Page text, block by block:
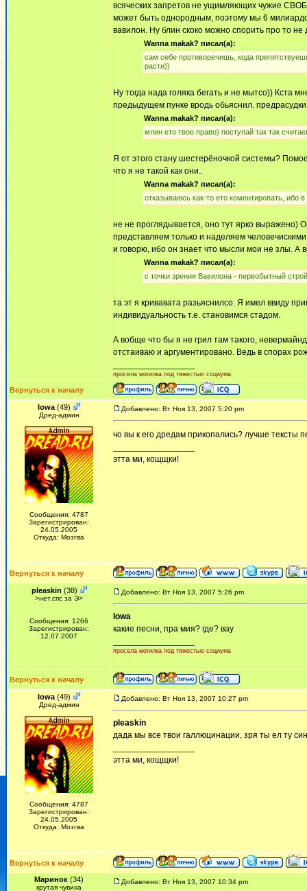
всяческих запретов не ущимляющих чужие
может быть однородным, поэтому мы 6
вавилон. Ну блин скоко можно спорить про то
Wanna makak? писал(а):
сам себе противоречишь, кода
расти))
Ну тогда нада голяка бегать и не мытсо)) Кста
предыдущем пунке вродь обьяснил. предрасудки
Wanna makak? писал(а):
млин ето твое право) поступай так так
Я от этого стану шестерёночкой системы?
что я не такой как они..
Wanna makak? писал(а):
отказываюсь как-то ето коментировать, ибо
не не проглядывается, оно тут ярко выражено)
представляем только и наделяем
и говорю, ибо он знает что мысли мои не злы. А
Wanna makak? писал(а):
с точки зрения Вавилона - первобытный
та эт я кривавата разьяснилсо. Я имел ввиду
индивидуальность т.е. становимся стадом.
А вобще что бы я не грил там такого,
отстаиваю и аргументировано. Ведь в спорах
просела могилка под тяжестью социума
Вернуться к началу
Iowa (49)
Дред-админ
Сообщения: 4787
Зарегистрирован:
24.05.2005
Откуда: Мозгва
Добавлено: Вт Ноя 13, 2007 5:20 pm
чо вы к его дредам прикопались? лучше тексты
этта ми, кощщки!
Вернуться к началу
pleaskin (38)
>нет,спс за Э>
Сообщения: 1266
Зарегистрирован:
12.07.2007
Добавлено: Вт Ноя 13, 2007 5:26 pm
Iowa
какие песни, пра мия? где? вау
просела могилка под тяжестью социума
Вернуться к началу
Iowa (49)
Дред-админ
Сообщения: 4787
Зарегистрирован:
24.05.2005
Откуда: Мозгва
Добавлено: Вт Ноя 13, 2007 10:27 pm
pleaskin
дада мы все твои галлюцинации, зря ты ел ту
этта ми, кощщки!
Вернуться к началу
Маринок (34)
крутая чувиха
Добавлено: Вт Ноя 13, 2007 10:34 pm